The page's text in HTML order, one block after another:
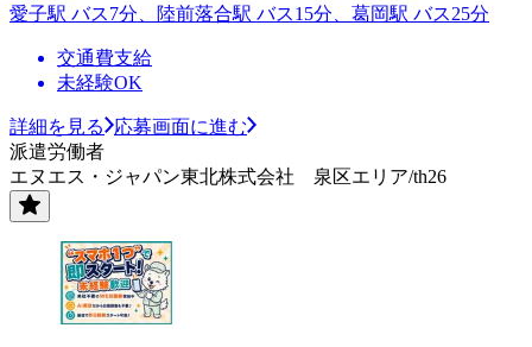
愛子駅 バス7分、陸前落合駅 バス15分、葛岡駅 バス25分
交通費支給
未経験OK
詳細を見る
応募画面に進む
派遣労働者
エヌエス・ジャパン東北株式会社 泉区エリア/th26